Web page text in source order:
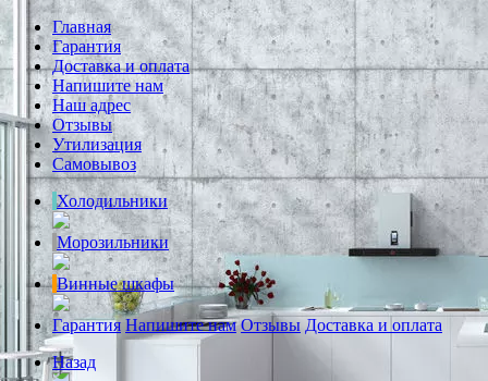
Главная
Гарантия
Доставка и оплата
Напишите нам
Наш адрес
Отзывы
Утилизация
Самовывоз
Холодильники
Морозильники
Винные шкафы
Гарантия Напишите нам Отзывы Доставка и оплата
Назад